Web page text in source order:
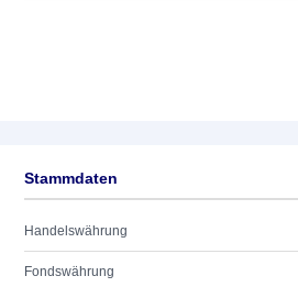
Stammdaten
Handelswährung
Fondswährung